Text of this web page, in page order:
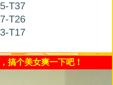
T37
T26
T17
搞个美女爽一下吧！